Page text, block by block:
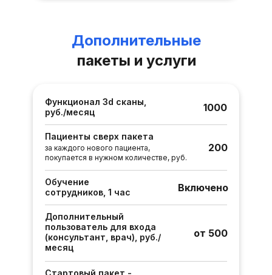
Пациенты сверх пакета
за каждого нового пациента,
покупается в нужном количестве, руб.
200
1000
Функционал 3d сканы,
руб./месяц
от 500
Дополнительный
пользователь для входа
(консультант, врач), руб./
месяц
Стартовый пакет -
Включено
Обучение
сотрудников, 1 час
Дополнительные
пакеты и услуги